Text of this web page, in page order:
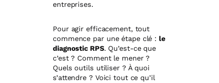
entreprises.
Pour agir efficacement, tout
commence par une étape clé :le
diagnostic RPS. Qu’est-ce que
c’est ? Comment le mener ?
Quels outils utiliser ? À quoi
s’attendre ? Voici tout ce qu’il